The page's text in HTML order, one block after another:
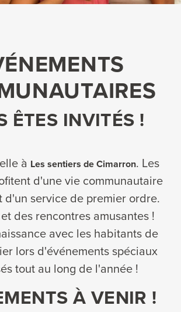
ÊTES INVITÉS !
à Les sentiers de Cimarron. Les
d'une vie communautaire
d'un service de premier ordre.
et des rencontres amusantes !
avec les habitants de
lors d'événements spéciaux
tout au long de l'année !
À VENIR !